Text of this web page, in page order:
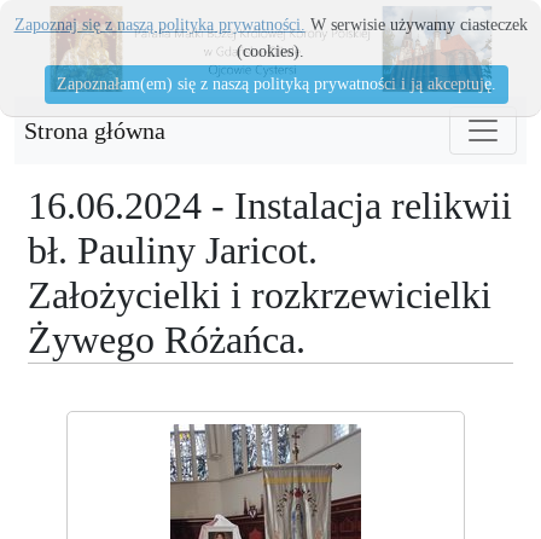
Strona główna
16.06.2024 - Instalacja relikwii
bł. Pauliny Jaricot.
Założycielki i rozkrzewicielki
Żywego Różańca.
Zapoznaj się z naszą polityka prywatności. W serwisie używamy ciasteczek
(cookies).
Zapoznałam(em) się z naszą polityką prywatności i ją akceptuję.